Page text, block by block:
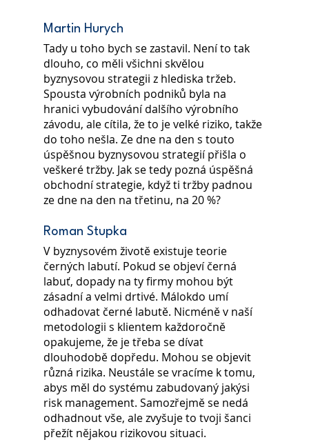
Martin Hurych
Tady u toho bych se zastavil. Není to tak
dlouho, co měli všichni skvělou
byznysovou strategii z hlediska tržeb.
Spousta výrobních podniků byla na
hranici vybudování dalšího výrobního
závodu, ale cítila, že to je velké riziko, takže
do toho nešla. Ze dne na den s touto
úspěšnou byznysovou strategií přišla o
veškeré tržby. Jak se tedy pozná úspěšná
obchodní strategie, když ti tržby padnou
ze dne na den na třetinu, na 20 %?
Roman Stupka
V byznysovém životě existuje teorie
černých labutí. Pokud se objeví černá
labuť, dopady na ty firmy mohou být
zásadní a velmi drtivé. Málokdo umí
odhadovat černé labutě. Nicméně v naší
metodologii s klientem každoročně
opakujeme, že je třeba se dívat
dlouhodobě dopředu. Mohou se objevit
různá rizika. Neustále se vracíme k tomu,
abys měl do systému zabudovaný jakýsi
risk management. Samozřejmě se nedá
odhadnout vše, ale zvyšuje to tvoji šanci
přežít nějakou rizikovou situaci.